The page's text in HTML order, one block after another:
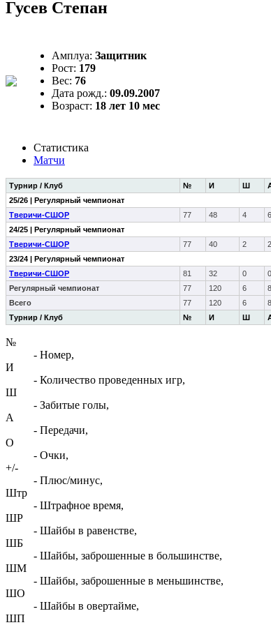
Гусев Степан
Амплуа: Защитник
Рост: 179
Вес: 76
Дата рожд.: 09.09.2007
Возраст: 18 лет 10 мес
Статистика
Матчи
Турнир / Клуб № И Ш
Турнир / Клуб № И Ш
25/26 | Регулярный чемпионат
Тверичи-СШОР
77 48 4 6
24/25 | Регулярный чемпионат
Тверичи-СШОР
77 40 2 2
23/24 | Регулярный чемпионат
Тверичи-СШОР
81 32 0 0
Регулярный чемпионат
77 120 6 8
Всего
77 120 6 8
№
- Номер,
И
- Количество проведенных игр,
Ш
- Забитые голы,
А
- Передачи,
О
- Очки,
+/-
- Плюс/минус,
Штр
- Штрафное время,
ШР
- Шайбы в равенстве,
ШБ
- Шайбы, заброшенные в большинстве,
ШМ
- Шайбы, заброшенные в меньшинстве,
ШО
- Шайбы в овертайме,
ШП